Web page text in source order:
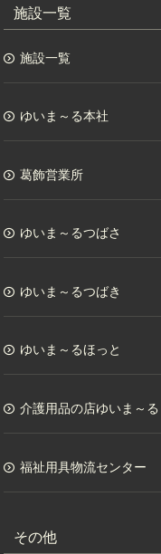
施設一覧
施設一覧
ゆいま～る本社
葛飾営業所
ゆいま～るつばさ
ゆいま～るつばき
ゆいま～るほっと
介護用品の店ゆいま～る
福祉用具物流センター
その他